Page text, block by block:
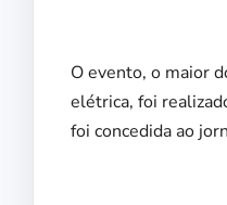
O evento, o maior
elétrica, foi
foi concedida ao